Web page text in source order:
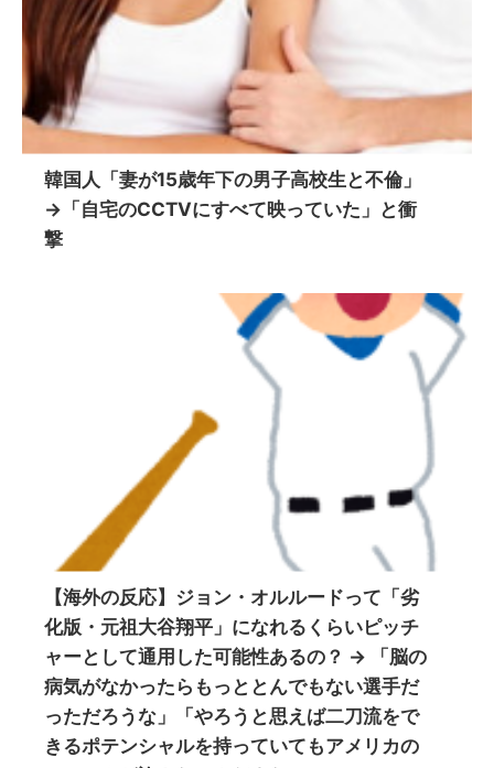
韓国人「妻が15歳年下の男子高校生と不倫」
→「自宅のCCTVにすべて映っていた」と衝
撃
【海外の反応】ジョン・オルルードって「劣
化版・元祖大谷翔平」になれるくらいピッチ
ャーとして通用した可能性あるの？ → 「脳の
病気がなかったらもっととんでもない選手だ
っただろうな」「やろうと思えば二刀流をで
きるポテンシャルを持っていてもアメリカの